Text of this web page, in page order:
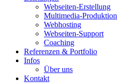
Webseiten-Erstellung
Multimedia-Produktion
Webhosting
Webseiten-Support
Coaching
Referenzen & Portfolio
Infos
Über uns
Kontakt